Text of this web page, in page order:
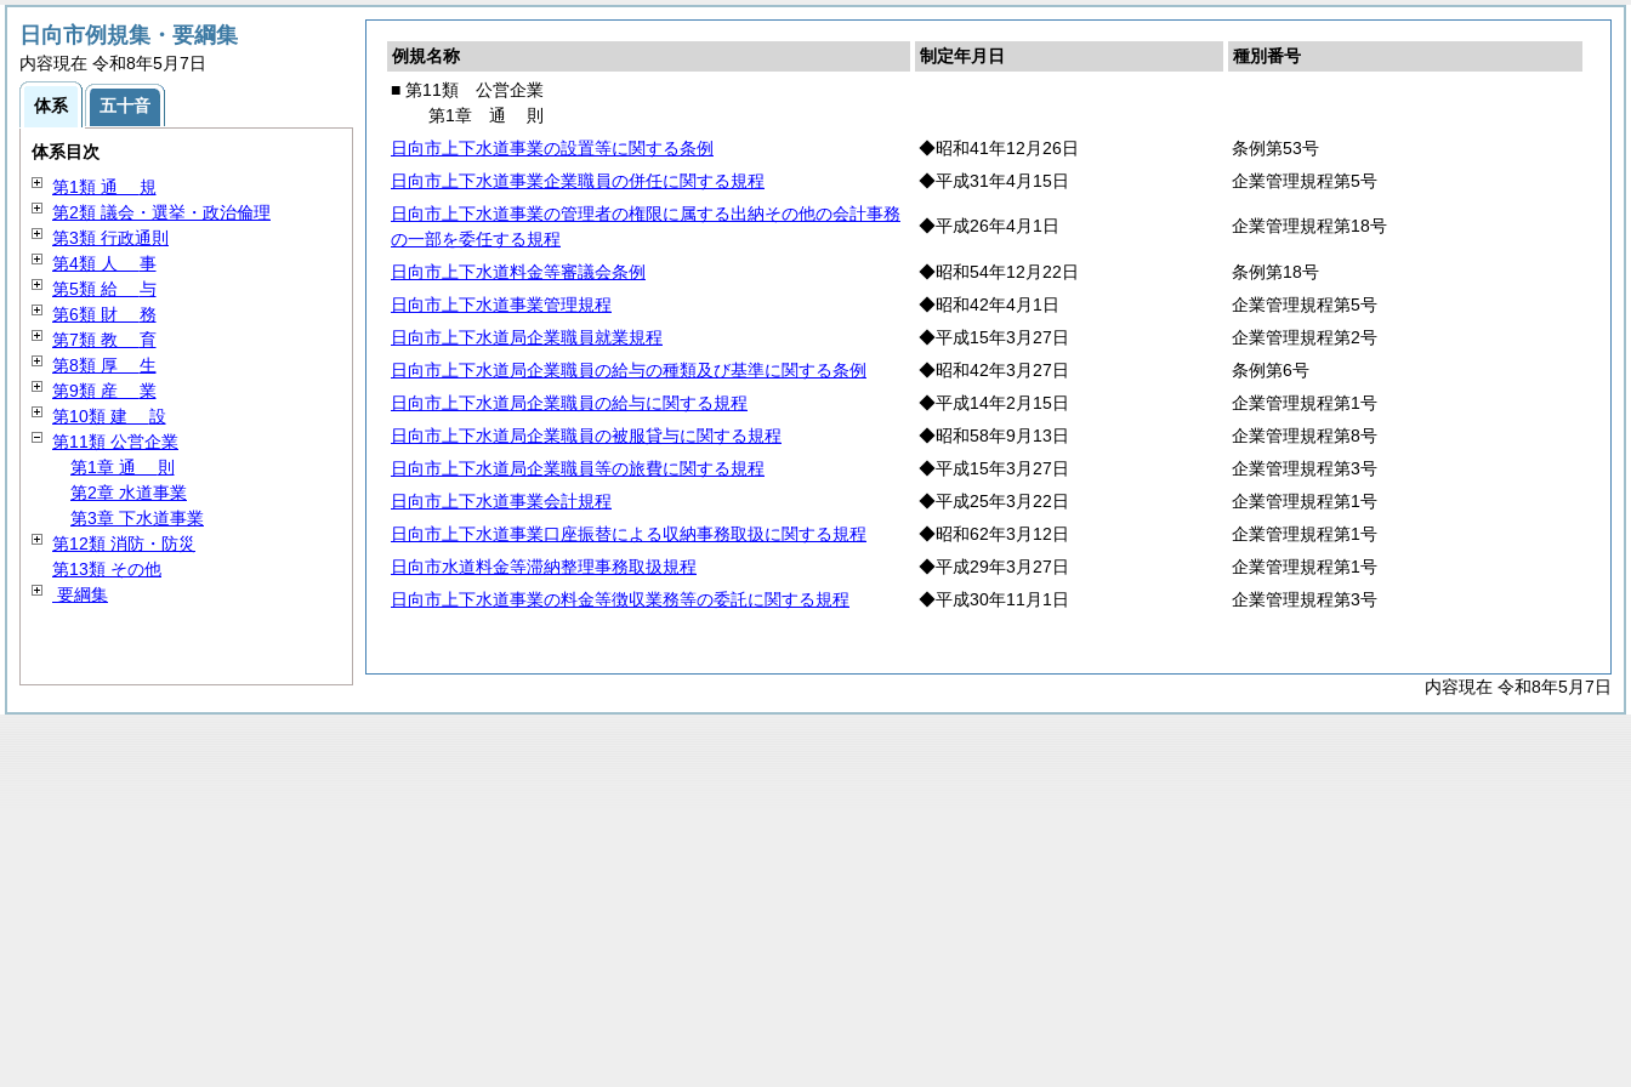
例規名称 制定年月日
種別番号
■ 第11類 公営企業
第1章 通 則
日向市上下水道事業の設置等に関する条例
◆昭和41年12月26日
条例第53号
日向市上下水道事業企業職員の併任に関する規程
◆平成31年4月15日
企業管理規程第5号
日向市上下水道事業の管理者の権限に属する出納その他の会計事務
の一部を委任する規程
◆平成26年4月1日 企業管理規程第18号
日向市上下水道料金等審議会条例 ◆昭和54年12月22日
条例第18号
日向市上下水道事業管理規程
◆昭和42年4月1日
企業管理規程第5号
日向市上下水道局企業職員就業規程
◆平成15年3月27日
企業管理規程第2号
日向市上下水道局企業職員の給与の種類及び基準に関する条例
◆昭和42年3月27日
条例第6号
日向市上下水道局企業職員の給与に関する規程
◆平成14年2月15日
企業管理規程第1号
日向市上下水道局企業職員の被服貸与に関する規程
◆昭和58年9月13日
企業管理規程第8号
日向市上下水道局企業職員等の旅費に関する規程
◆平成15年3月27日
企業管理規程第3号
日向市上下水道事業会計規程
◆平成25年3月22日
企業管理規程第1号
日向市上下水道事業口座振替による収納事務取扱に関する規程
◆昭和62年3月12日
企業管理規程第1号
日向市水道料金等滞納整理事務取扱規程
◆平成29年3月27日
企業管理規程第1号
日向市上下水道事業の料金等徴収業務等の委託に関する規程
◆平成30年11月1日 企業管理規程第3号
内容現在 令和8年5月7日
日向市例規集・要綱集
内容現在 令和8年5月7日
体系 五十音
体系目次
第1類 通 規
第2類 議会・選挙・政治倫理
第3類 行政通則
第4類 人 事
第5類 給 与
第6類 財 務
第7類 教 育
第8類 厚 生
第9類 産 業
第10類 建 設
第11類 公営企業
第1章 通 則
第2章 水道事業
第3章 下水道事業
第12類 消防・防災
第13類 その他
要綱集